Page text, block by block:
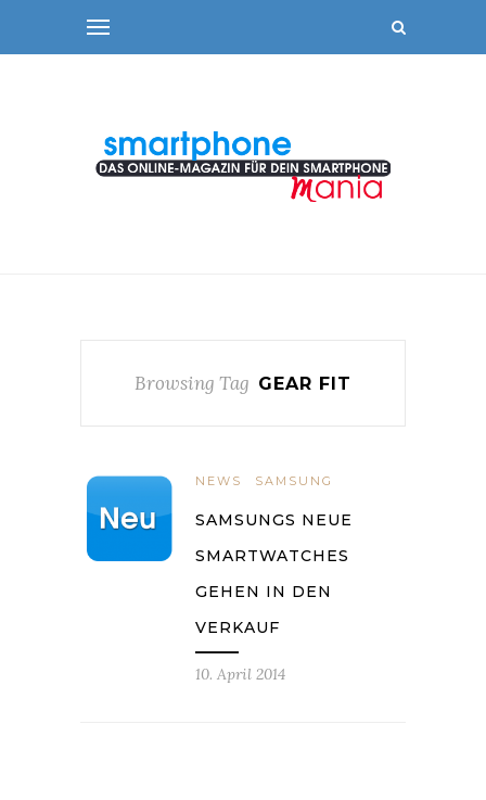
Browsing Tag GEAR FIT
NEWS SAMSUNG
SAMSUNGS NEUE
SMARTWATCHES
GEHEN IN DEN
VERKAUF
10. April 2014